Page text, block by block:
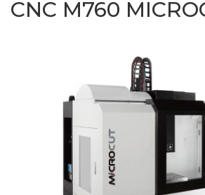
FICHAS TÉCNICAS
OUTLET
CNC M760